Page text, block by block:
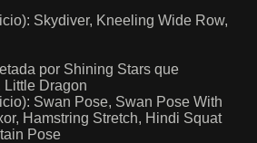
Skydiver, Kneeling Wide Row,
por Shining Stars que
Little Dragon
Swan Pose, Swan Pose With
Hamstring Stretch, Hindi Squat
Pose